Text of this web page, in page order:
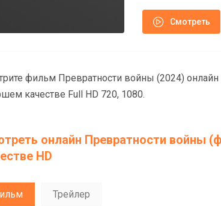
Смотреть
фильм Превратности войны (2024)
качестве Full HD 720, 1080.
онлайн Превратности войны
HD
Трейлер